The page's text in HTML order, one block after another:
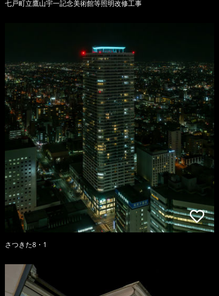
七戸町立鷹山宇一記念美術館等照明改修工事
さつきた8・1